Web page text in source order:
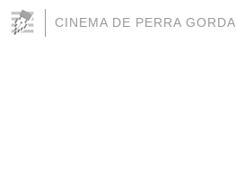
CINEMA DE PERRA GORDA